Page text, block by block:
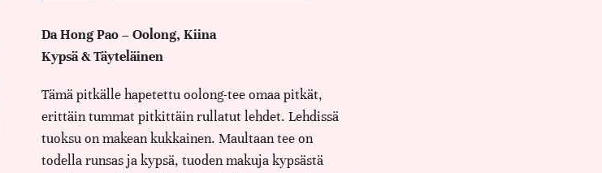
Da Hong Pao – Oolong, Kiina
Kypsä & Täyteläinen
Tämä pitkälle hapetettu oolong-tee omaa pitkät,
erittäin tummat pitkittäin rullatut lehdet. Lehdissä
tuoksu on makean kukkainen. Maultaan tee on
todella runsas ja kypsä, tuoden makuja kypsästä